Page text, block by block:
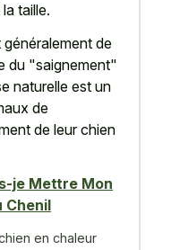
taille.
de
du "saignement"
naturelle est un
de
de leur chien
je Mettre Mon
Chenil
en chaleur